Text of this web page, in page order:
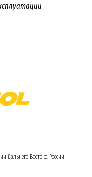
Дальнего Востока России